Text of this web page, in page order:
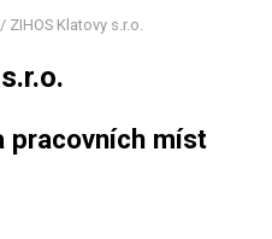
/ ZIHOS Klatovy s.r.o.
pracovních míst